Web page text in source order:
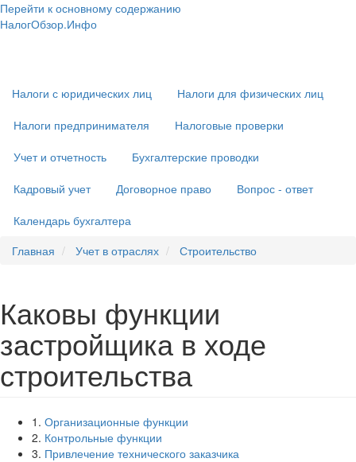
Перейти к основному содержанию
НалогОбзор.Инфо
Налоги с юридических лиц
Налоги для физических лиц
Налоги предпринимателя
Налоговые проверки
Учет и отчетность
Бухгалтерские проводки
Кадровый учет
Договорное право
Вопрос - ответ
Календарь бухгалтера
Главная
Учет в отраслях Строительство
Каковы функции
застройщика в ходе
строительства
1. Организационные функции
2. Контрольные функции
3. Привлечение технического заказчика